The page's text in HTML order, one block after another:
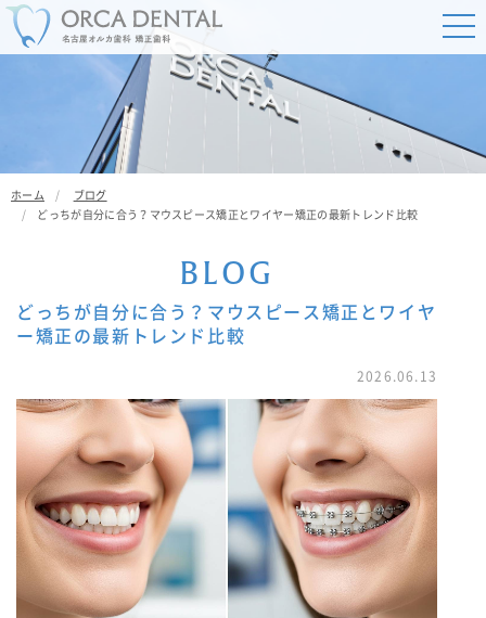
ホーム
ブログ
どっちが自分に合う？マウスピース矯正とワイヤー矯正の最新トレンド比較
BLOG
どっちが自分に合う？マウスピース矯正とワイヤ
ー矯正の最新トレンド比較
2026.06.13